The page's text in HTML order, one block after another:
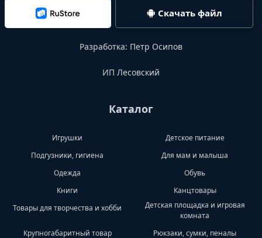
Скачать файл
Разработка: Петр Осипов
ИП Лесовский
Каталог
Игрушки
Детское питание
Подгузники, гигиена
Для мам и малыша
Одежда
Обувь
Книги
Канцтовары
Товары для творчества и хобби
Детская площадка и игровая
комната
Крупногабаритный товар
Рюкзаки, сумки, пеналы